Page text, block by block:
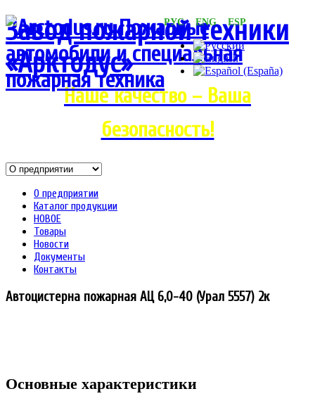
Завод пожарной техники
«Арктодус»
Наше качество – Ваша
безопасность!
РУС ENG ESP
О предприятии
Каталог продукции
НОВОЕ
Товары
Новости
Документы
Контакты
Автоцистерна пожарная АЦ 6,0-40 (Урал 5557) 2к
Основные характеристики